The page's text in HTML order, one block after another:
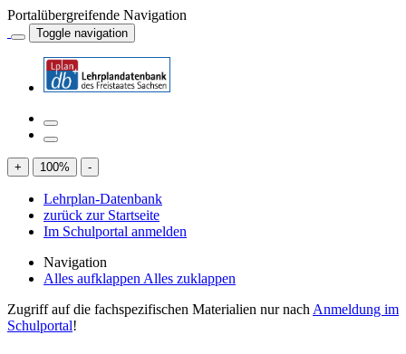
Portalübergreifende Navigation
Toggle navigation
+ 100% -
Lehrplan-Datenbank
zurück zur Startseite
Im Schulportal anmelden
Navigation
Alles aufklappen Alles zuklappen
Zugriff auf die fachspezifischen Materialien nur nach Anmeldung im
Schulportal!